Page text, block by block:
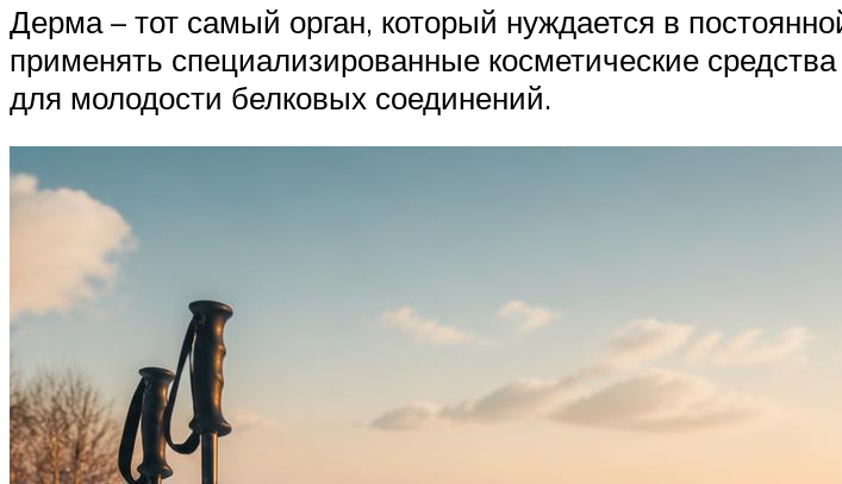
Дерма – тот самый орган, который нуждается в
применять специализированные косметические
для молодости белковых соединений.